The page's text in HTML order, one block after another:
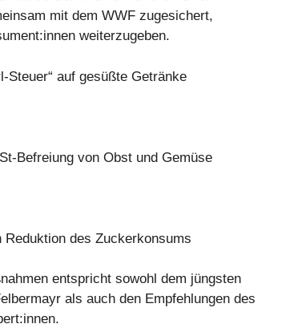
mit dem WWF zugesichert,
weiterzugeben.
Steuer“ auf gesüßte Getränke
Befreiung von Obst und Gemüse
des Zuckerkonsums
entspricht sowohl dem jüngsten
als auch den Empfehlungen des